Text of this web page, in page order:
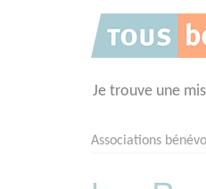
Je trouve une
Associations